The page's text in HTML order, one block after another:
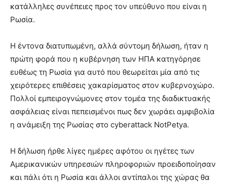
κατάλληλες συνέπειες προς τον υπεύθυνο που είναι η
Ρωσία.
Η έντονα διατυπωμένη, αλλά σύντομη δήλωση, ήταν η
πρώτη φορά που η κυβέρνηση των ΗΠΑ κατηγόρησε
ευθέως τη Ρωσία για αυτό που θεωρείται μία από τις
χειρότερες επιθέσεις χακαρίσματος στον κυβερνοχώρο.
Πολλοί εμπειρογνώμονες στον τομέα της διαδικτυακής
ασφάλειας είναι πεπεισμένοι πως δεν χωράει αμφιβολία
η ανάμειξη της Ρωσίας στο cyberattack NotPetya.
Η δήλωση ήρθε λίγες ημέρες αφότου οι ηγέτες των
Αμερικανικών υπηρεσιών πληροφοριών προειδοποίησαν
και πάλι ότι η Ρωσία και άλλοι αντίπαλοι της χώρας θα